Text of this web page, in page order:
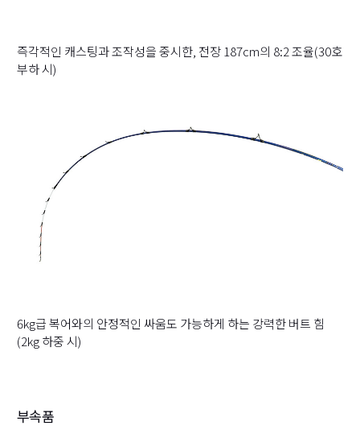
즉각적인 캐스팅과 조작성을 중시한, 전장 187cm의 8:2 조율(30호
부하 시)
6kg급 복어와의 안정적인 싸움도 가능하게 하는 강력한 버트 힘
(2kg 하중 시)
부속품